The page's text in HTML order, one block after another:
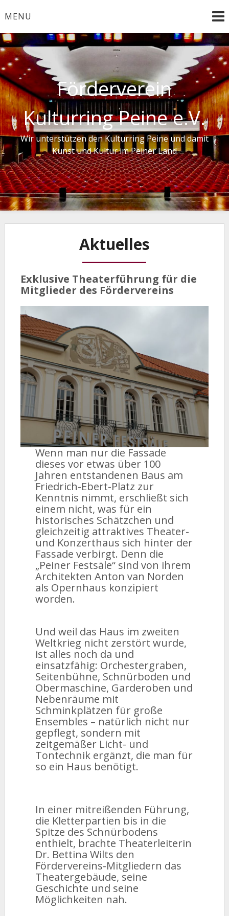
toMENU
Förderverein
Kulturring Peine e.V.
Wir unterstützen den Kulturring Peine und damit
Kunst und Kultur im Peiner Land
Aktuelles
Exklusive Theaterführung für die
Mitglieder des Fördervereins
Wenn man nur die Fassade
dieses vor etwas über 100
Jahren entstandenen Baus am
Friedrich-Ebert-Platz zur
Kenntnis nimmt, erschließt sich
einem nicht, was für ein
historisches Schätzchen und
gleichzeitig attraktives Theater-
und Konzerthaus sich hinter der
Fassade verbirgt. Denn die
„Peiner Festsäle“ sind von ihrem
Architekten Anton van Norden
als Opernhaus konzipiert
worden.
Und weil das Haus im zweiten
Weltkrieg nicht zerstört wurde,
ist alles noch da und
einsatzfähig: Orchestergraben,
Seitenbühne, Schnürboden und
Obermaschine, Garderoben und
Nebenräume mit
Schminkplätzen für große
Ensembles – natürlich nicht nur
gepflegt, sondern mit
zeitgemäßer Licht- und
Tontechnik ergänzt, die man für
so ein Haus benötigt.
In einer mitreißenden Führung,
die Kletterpartien bis in die
Spitze des Schnürbodens
enthielt, brachte Theaterleiterin
Dr. Bettina Wilts den
Fördervereins-Mitgliedern das
Theatergebäude, seine
Geschichte und seine
Möglichkeiten nah.